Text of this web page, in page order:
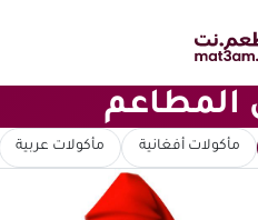
المطاعم
مطعم
مأكولات أفغانية مأكولات عربية